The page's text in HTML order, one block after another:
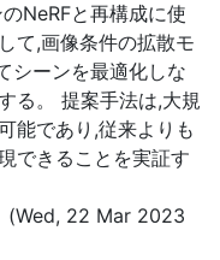
NeRFと再構成に使
て,画像条件の拡散モ
シーンを最適化しな
る。 提案手法は,大規
能であり,従来よりも
できることを実証す
(Wed, 22 Mar 2023